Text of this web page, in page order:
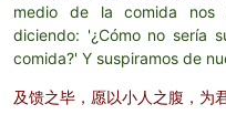
medio de la comida nos
diciendo: '¿Cómo no sería
comida?' Y suspiramos de
及馈之毕，愿以小人之腹，为